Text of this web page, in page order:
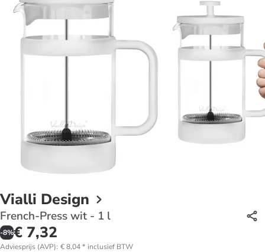
Vialli Design
French-Press wit - 1 l
-8%€ 7,32
Adviesprijs (AVP): € 8,04* inclusief BTW